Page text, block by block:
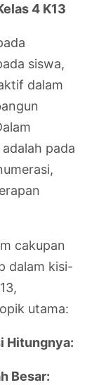
4 K13
siswa,
dalam
pada
cakupan
dalam kisi-
utama:
Hitungnya:
Besar: